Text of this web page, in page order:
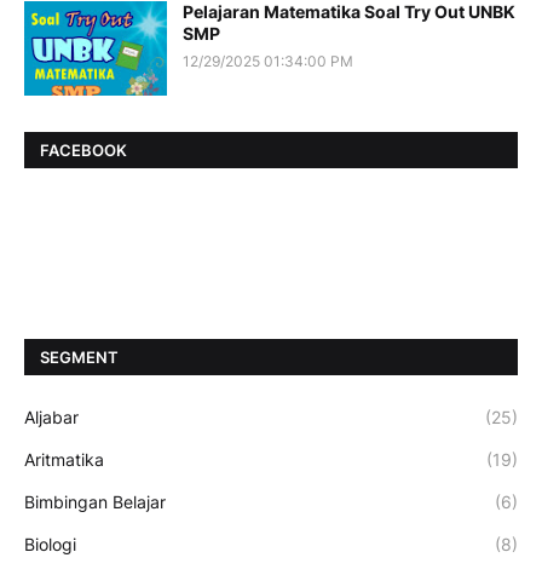
Pelajaran Matematika Soal Try Out UNBK
SMP
12/29/2025 01:34:00 PM
FACEBOOK
SEGMENT
Aljabar (25)
Aritmatika (19)
Bimbingan Belajar (6)
Biologi (8)